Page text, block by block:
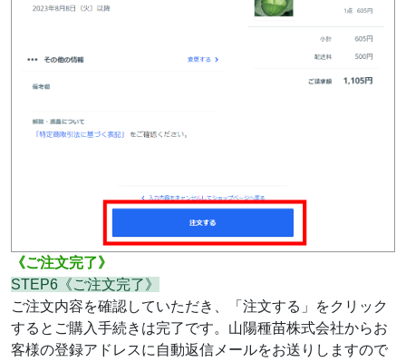
《ご注文完了》
STEP6《ご注文完了》
ご注文内容を確認していただき、「注文する」をクリック
するとご購入手続きは完了です。山陽種苗株式会社からお
客様の登録アドレスに自動返信メールをお送りしますので